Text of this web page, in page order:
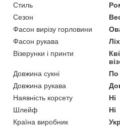
Стиль
Сезон
Фасон вирізу горловини
Фасон рукава
Візерунки і принти
Довжина сукні
По
Довжина рукава
Наявність корсету
Ні
Шлейф
Ні
Країна виробник